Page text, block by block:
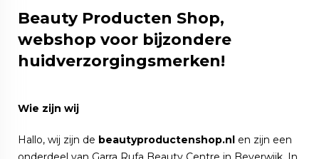
Beauty Producten Shop,
webshop voor bijzondere
huidverzorgingsmerken!
Wie zijn wij
Hallo, wij zijn de beautyproductenshop.nl en zijn een